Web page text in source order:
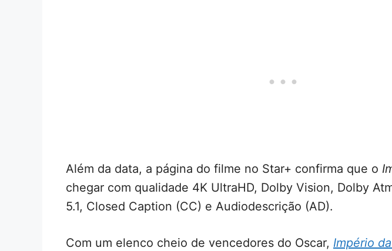
Além da data, a página do filme no Star+ confirma que o
chegar com qualidade 4K UltraHD, Dolby Vision, Dolby
5.1, Closed Caption (CC) e Audiodescrição (AD).
Com um elenco cheio de vencedores do Oscar, Império